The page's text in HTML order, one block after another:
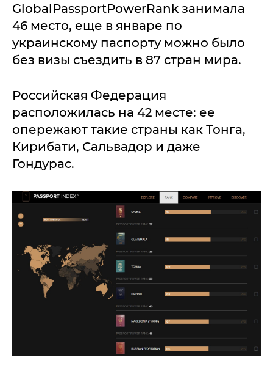
GlobalPassportPowerRank занимала
46 место, еще в январе по
украинскому паспорту можно было
без визы съездить в 87 стран мира.
Российская Федерация
расположилась на 42 месте: ее
опережают такие страны как Тонга,
Кирибати, Сальвадор и даже
Гондурас.